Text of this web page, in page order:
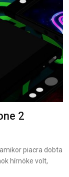
2
piacra dobta
hírnöke volt,